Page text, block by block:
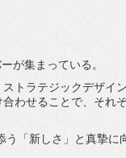
が集ま っている。
トラテジックデザイン
わせることで、 それ
「新しさ」
と真摯に